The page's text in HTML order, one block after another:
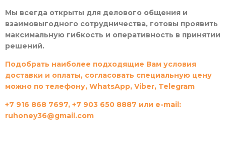
Мы всегда открыты для делового общения и
взаимовыгодного сотрудничества, готовы проявить
максимальную гибкость и оперативность в принятии
решений.
Подобрать наиболее подходящие Вам условия
доставки и оплаты, согласовать специальную цену
можно по телефону, WhatsApp, Viber, Telegram
+7 916 868 7697, +7 903 650 8887 или e-mail:
ruhoney36@gmail.com